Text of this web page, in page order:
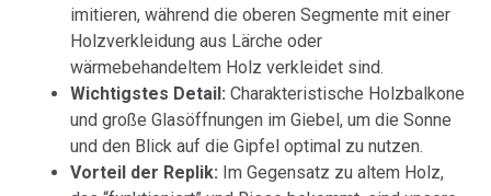
imitieren, während die oberen Segmente mit einer
Holzverkleidung aus Lärche oder
wärmebehandeltem Holz verkleidet sind.
Wichtigstes Detail: Charakteristische Holzbalkone
und große Glasöffnungen im Giebel, um die Sonne
und den Blick auf die Gipfel optimal zu nutzen.
Vorteil der Replik: Im Gegensatz zu altem Holz,